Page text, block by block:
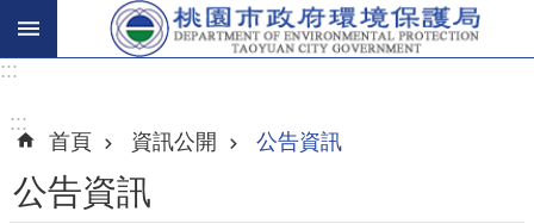
搜
尋
:::
:::
首頁
資訊公開 公告資訊
公告資訊